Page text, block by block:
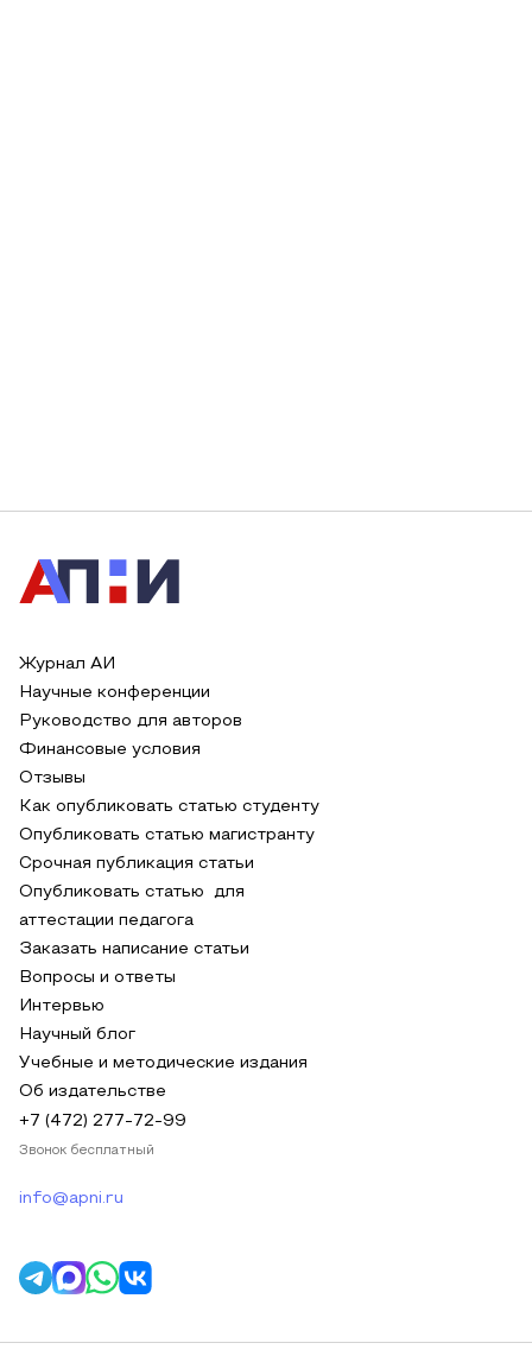
Журнал АИ
Научные конференции
Руководство для авторов
Финансовые условия
Отзывы
Как опубликовать статью студенту
Опубликовать статью магистранту
Срочная публикация статьи
Опубликовать статью для
аттестации педагога
Заказать написание статьи
Вопросы и ответы
Интервью
Научный блог
Учебные и методические издания
Об издательстве
+7 (472) 277-72-99
Звонок бесплатный
info@apni.ru